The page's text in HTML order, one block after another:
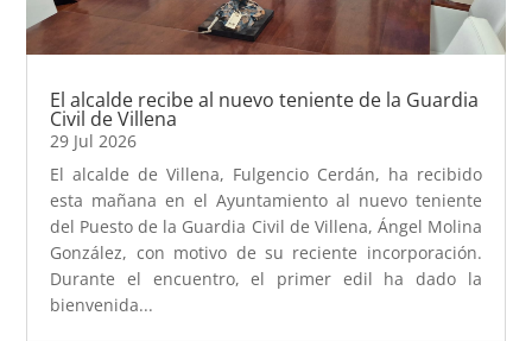
El alcalde recibe al nuevo teniente de la Guardia
Civil de Villena
29 Jul 2026
El alcalde de Villena, Fulgencio Cerdán, ha recibido
esta mañana en el Ayuntamiento al nuevo teniente
del Puesto de la Guardia Civil de Villena, Ángel Molina
González, con motivo de su reciente incorporación.
Durante el encuentro, el primer edil ha dado la
bienvenida...